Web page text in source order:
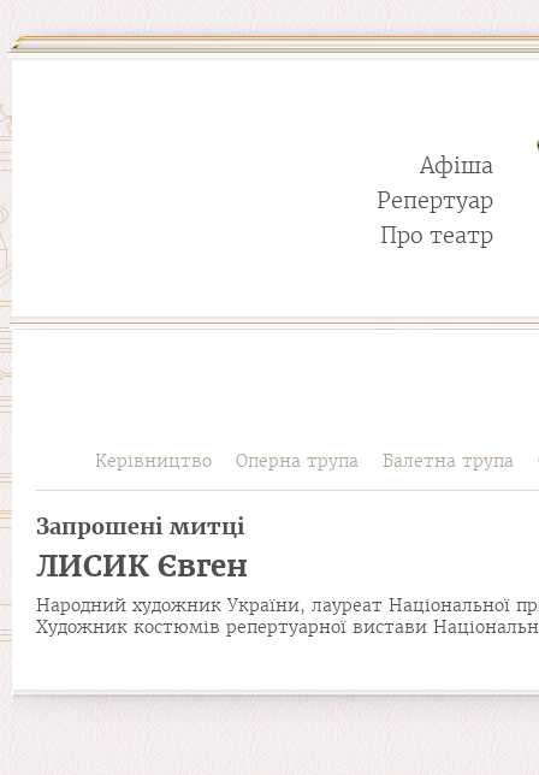
Афіша
Репертуар
Про театр
Керівництво Оперна трупа Балетна трупа
Запрошені митці
ЛИСИК Євген
Народний художник України, лауреат Національної
Художник костюмів репертуарної вистави